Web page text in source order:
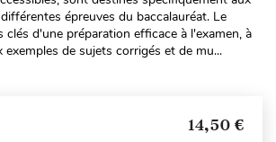
épreuves du baccalauréat. Le
clés d'une préparation efficace à l'examen, à
de sujets corrigés et de mu...
14,50 €